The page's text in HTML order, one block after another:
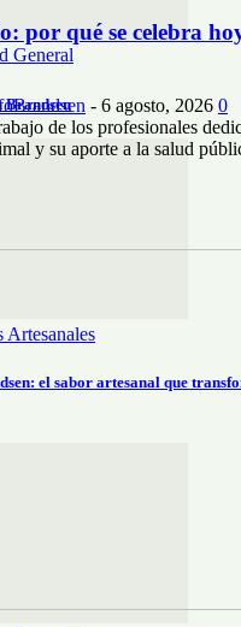
General
Brandsen
Artesanales
el sabor artesanal que
por qué se celebra
- 6 agosto, 2026 0
de los profesionales
y su aporte a la salud